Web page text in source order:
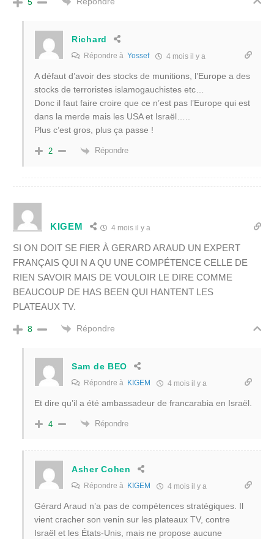
Richard
Répondre à Yossef 4 mois il y a
A défaut d’avoir des stocks de munitions, l’Europe a des
stocks de terroristes islamogauchistes etc…
Donc il faut faire croire que ce n’est pas l’Europe qui est
dans la merde mais les USA et Israël…..
Plus c’est gros, plus ça passe !
2 Répondre
KIGEM 4 mois il y a
SI ON DOIT SE FIER À GERARD ARAUD UN EXPERT
FRANÇAIS QUI N A QU UNE COMPÉTENCE CELLE DE
RIEN SAVOIR MAIS DE VOULOIR LE DIRE COMME
BEAUCOUP DE HAS BEEN QUI HANTENT LES
PLATEAUX TV.
8 Répondre
Sam de BEO
Répondre à KIGEM 4 mois il y a
Et dire qu’il a été ambassadeur de francarabia en Israël.
4 Répondre
Asher Cohen
Répondre à KIGEM 4 mois il y a
Gérard Araud n’a pas de compétences stratégiques. Il
vient cracher son venin sur les plateaux TV, contre
Israël et les États-Unis, mais ne propose aucune